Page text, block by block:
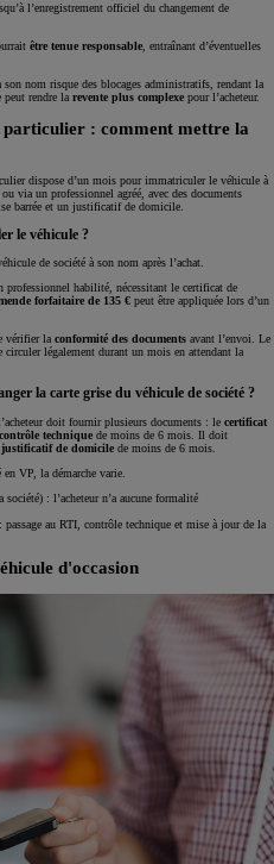
l’enregistrement officiel du changement de
être tenue responsable , entraînant d’éventuelles
nom risque des blocages administratifs, rendant la
rendre la revente plus complexe pour l’acheteur.
particulier : comment mettre la
dispose d’un mois pour immatriculer le véhicule à
via un professionnel agréé, avec des documents
barrée et un justificatif de domicile.
le véhicule ?
de société à son nom après l’achat.
professionnel habilité, nécessitant le certificat de
forfaitaire de 135 € peut être appliquée lors d’un
vérifier la conformité des documents avant l’envoi. Le
légalement durant un mois en attendant la
la carte grise du véhicule de société ?
doit fournir plusieurs documents : le certificat
contrôle technique de moins de 6 mois. Il doit
justificatif de domicile de moins de 6 mois.
VP, la démarche varie.
: l’acheteur n’a aucune formalité
au RTI, contrôle technique et mise à jour de la
d'occasion